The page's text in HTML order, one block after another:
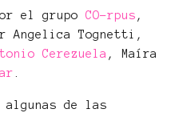
el grupo CO-rpus ,
Angelica Tognetti,
Cerezuela , Maíra
.
algunas de las